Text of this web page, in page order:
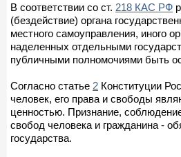
В соответствии со ст. 218 КАС РФ
(бездействие) органа
местного самоуправления, иного
наделенных отдельными
публичными полномочиями быть
Согласно статье 2 Конституции
человек, его права и свободы
ценностью. Признание,
свобод человека и гражданина -
государства.